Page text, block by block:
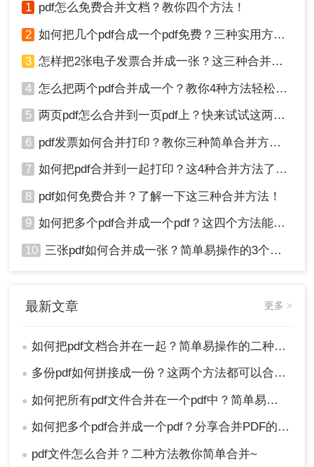
1 pdf怎么免费合并文档？教你四个方法！
2 如何把几个pdf合成一个pdf免费？三种实用方法分享！
3 怎样把2张电子发票合并成一张？这三种合并方法学习一下!
4 怎么把两个pdf合并成一个？教你4种方法轻松完成合并！
5 两页pdf怎么合并到一页pdf上？快来试试这两种方法吧！
6 pdf发票如何合并打印？教你三种简单合并方法！
7 如何把pdf合并到一起打印？这4种合并方法了解一下！
8 pdf如何免费合并？了解一下这三种合并方法！
9 如何把多个pdf合并成一个pdf？这四个方法能帮助大家！
10 三张pdf如何合并成一张？简单易操作的3个方法！
最新文章 更多 >
● 如何把pdf文档合并在一起？简单易操作的二种方法！
● 多份pdf如何拼接成一份？这两个方法都可以合并！
● 如何把所有pdf文件合并在一个pdf中？简单易操作的2个方法！
● 如何把多个pdf合并成一个pdf？分享合并PDF的三个方法！
● pdf文件怎么合并？二种方法教你简单合并~